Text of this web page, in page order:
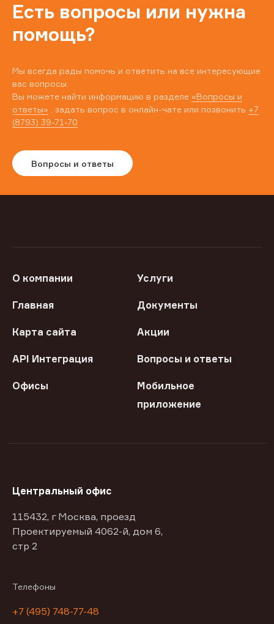
Есть вопросы или нужна
помощь?
Мы всегда рады помочь и ответить на все интересующие
вас вопросы.
Вы можете найти информацию в разделе «Вопросы и
ответы» , задать вопрос в онлайн-чате или позвонить +7
(8793) 39-71-70
Вопросы и ответы
О компании Услуги
Главная Документы
Карта сайта Акции
API Интеграция Вопросы и ответы
Офисы
Мобильное
приложение
Центральный офис
115432, г Москва, проезд
Проектируемый 4062-й, дом 6,
стр 2
Телефоны
+7 (495) 748-77-48